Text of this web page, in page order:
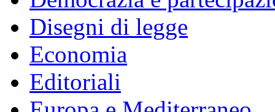
Disegni di legge
Economia
Editoriali